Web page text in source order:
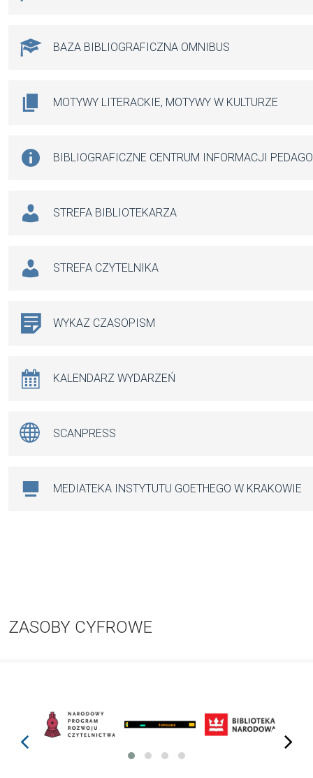
BAZA BIBLIOGRAFICZNA OMNIBUS
MOTYWY LITERACKIE, MOTYWY W KULTURZE
BIBLIOGRAFICZNE CENTRUM INFORMACJI
STREFA BIBLIOTEKARZA
STREFA CZYTELNIKA
WYKAZ CZASOPISM
KALENDARZ WYDARZEŃ
SCANPRESS
MEDIATEKA INSTYTUTU GOETHEGO W KRAKOWIE
ZASOBY CYFROWE
prev next